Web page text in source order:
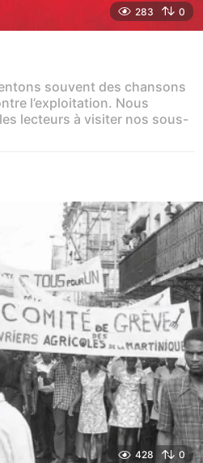
283 0
souvent des chansons
l’exploitation. Nous
lecteurs à visiter nos sous-
428 0